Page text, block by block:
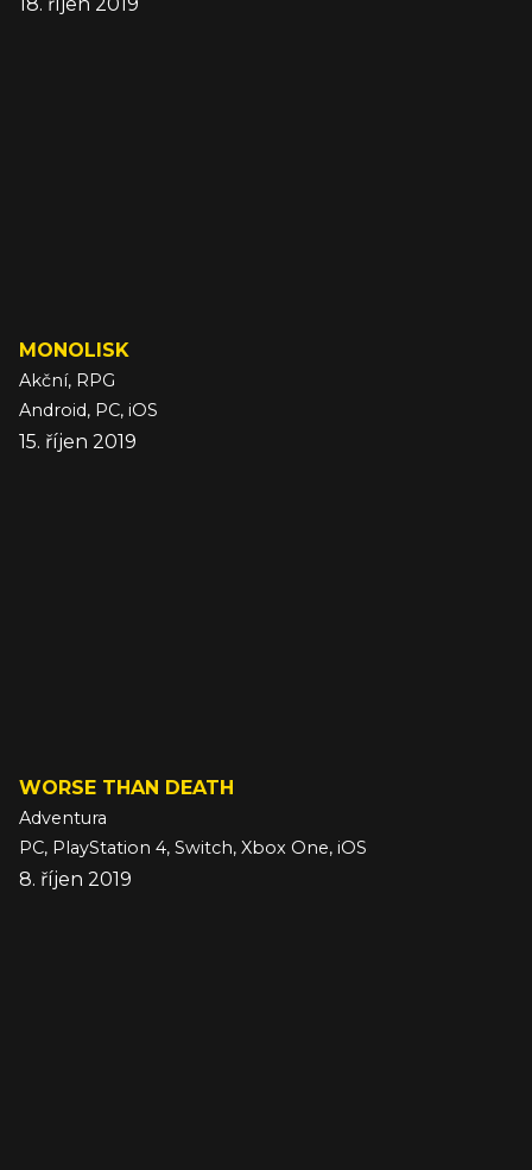
MONOLISK
Akční, RPG
Android, PC, iOS
15. říjen 2019
WORSE THAN DEATH
Adventura
PC, PlayStation 4, Switch, Xbox One, iOS
8. říjen 2019